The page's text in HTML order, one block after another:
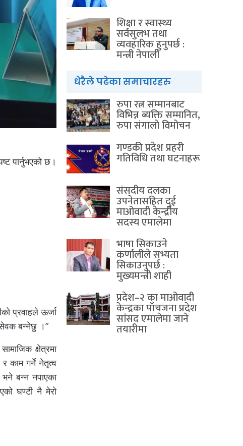
पार्नुभएको छ।
प्रवाहले ऊर्जा
बन्नेछु ।”
क्षेत्रमा
काम गर्ने नेतृत्व
भने बन्न नपाएका
घण्टी नै मेरो
शिक्षा र स्वास्थ्य
सर्वसुलभ तथा
व्यवहारिक हुनुपर्छ :
मन्त्री नेपाली
धेरैले पढेका समाचारहरु
रुपा रत्न सम्मानबाट
विभिन्न ब्यक्ति सम्मानित,
रुपा संगालो विमोचन
गण्डकी प्रदेश प्रहरी
गतिविधि तथा घटनाहरू
संसदीय दलका
उपनेतासहित दुई
माओवादी केन्द्रीय
सदस्य एमालेमा
भाषा सिकाउने
कर्णालीले सभ्यता
सिकाउनुपर्छ :
मुख्यमन्त्री शाही
प्रदेश–२ का माओवादी
केन्द्रका पाँचजना प्रदेश
सांसद एमालेमा जाने
तयारीमा